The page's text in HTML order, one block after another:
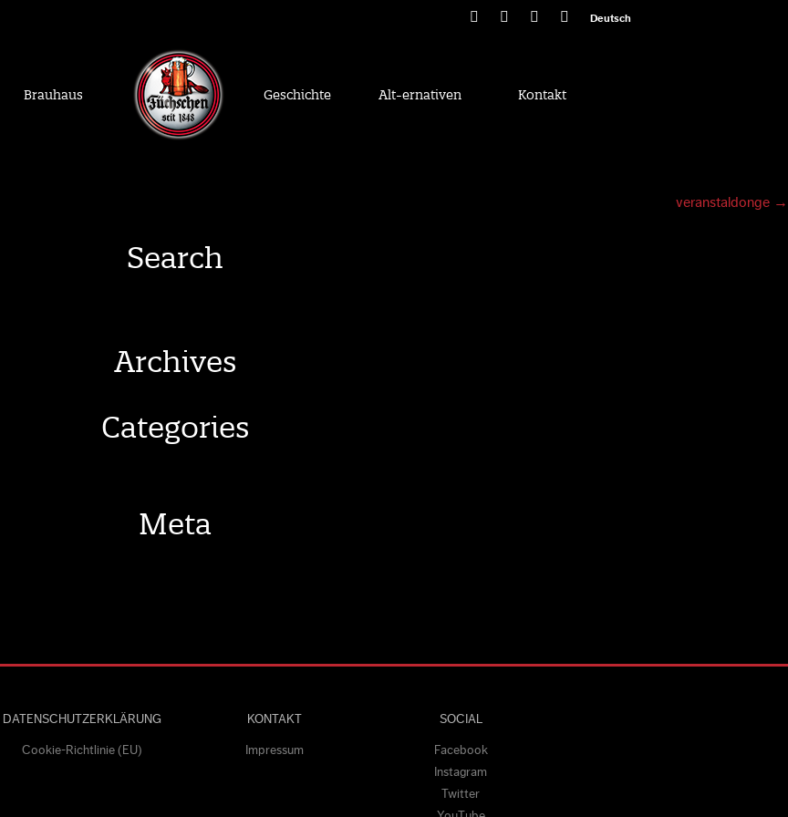
Deutsch
Brauhaus Geschichte Alt-ernativen Kontakt
veranstaldonge →
Search
Archives
Categories
Meta
DATENSCHUTZERKLÄRUNG
Cookie-Richtlinie (EU)
KONTAKT
Impressum
SOCIAL
Facebook
Instagram
Twitter